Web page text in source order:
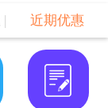
| 近期优惠